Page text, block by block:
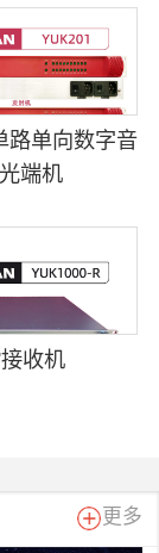
路单向数字音
端机
收机
更多